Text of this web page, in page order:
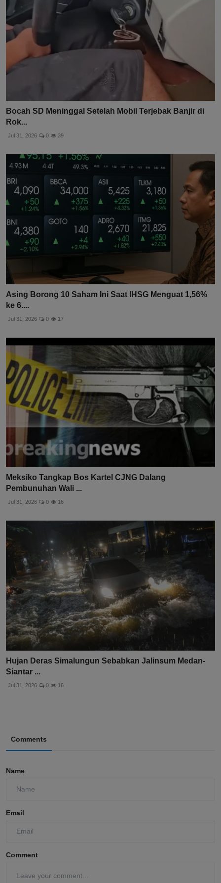
Bocah SD Meninggal Setelah Mobil Terjebak Banjir di
Rok...
Jul 31, 2026 0 39
Asing Borong 10 Saham Ini Saat IHSG Menguat 1,56%
ke 6....
Jul 31, 2026 0 17
Meksiko Tangkap Bos Kartel CJNG Dalang
Pembunuhan Wali ...
Jul 31, 2026 0 16
Hujan Deras Simalungun Sebabkan Jalinsum Medan-
Siantar ...
Jul 31, 2026 0 16
Comments
Name
Email
Comment